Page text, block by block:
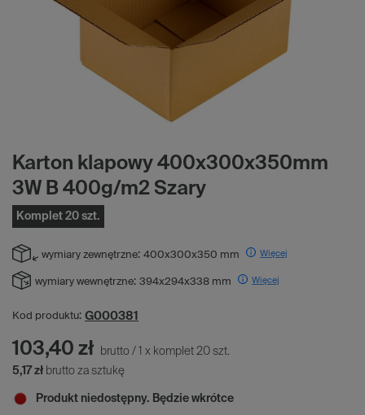
Karton klapowy 400x300x350mm
3W B 400g/m2 Szary
Komplet 20 szt.
wymiary zewnętrzne: 400x300x350 mm Więcej
wymiary wewnętrzne: 394x294x338 mm Więcej
Kod produktu: G000381
103,40 zł brutto / 1 x komplet 20 szt.
5,17 zł brutto za sztukę
Produkt niedostępny. Będzie wkrótce